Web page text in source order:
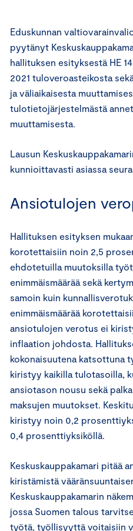
Eduskunnan
pyytänyt
hallituksen esityksestä HE
2021 tuloveroasteikosta
ja väliaikaisesta
tulotietojärjestelmästä
muuttamisesta.
Lausun
kunnioittavasti asiassa
Ansiotulojen
Hallituksen esityksen
korotettaisiin noin 2,5
ehdotetuilla muutoksilla
enimmäismäärää sekä
samoin kuin
enimmäismäärää
ansiotulojen verotus ei
inflaation johdosta.
kokonaisuutena katsottuna
kiristyy kaikilla tulotasoilla,
ansiotason nousu sekä
maksujen muutokset.
kiristyy noin 0,2
0,4 prosenttiyksiköllä.
Keskuskauppakamari pitää
kiristämistä
Keskuskauppakamarin
jossa Suomen talous
työtä, työllisyyttä voitaisiin